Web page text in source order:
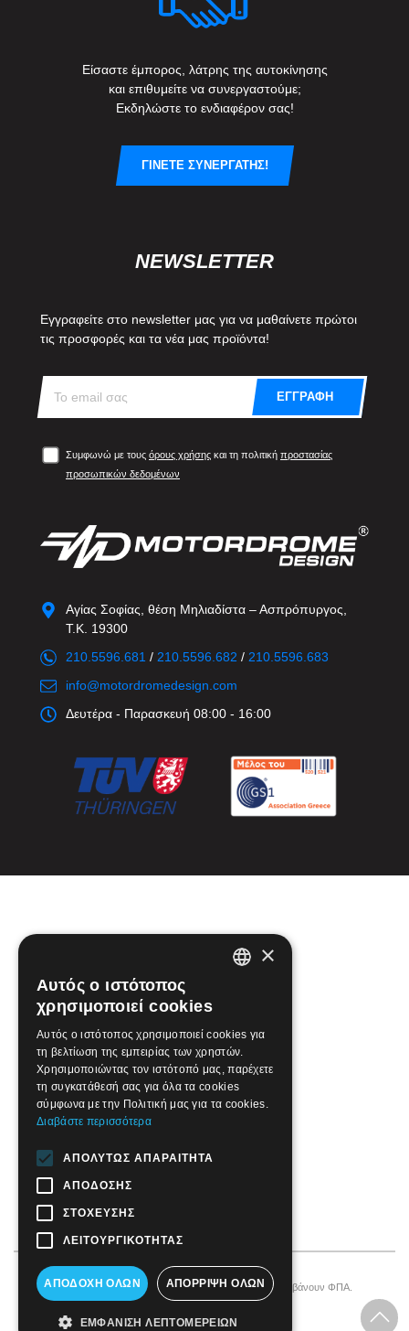
Είσαστε έμπορος, λάτρης της αυτοκίνησης
και επιθυμείτε να συνεργαστούμε;
Εκδηλώστε το ενδιαφέρον σας!
ΓΙΝΕΤΕ ΣΥΝΕΡΓΑΤΗΣ!
NEWSLETTER
Εγγραφείτε στο newsletter μας για να μαθαίνετε πρώτοι
τις προσφορές και τα νέα μας προϊόντα!
ΕΓΓΡΑΦΗ
Συμφωνώ με τους όρους χρήσης και τη πολιτική προστασίας
προσωπικών δεδομένων
Αγίας Σοφίας, θέση Μηλιαδίστα – Ασπρόπυργος,
Τ.Κ. 19300
210.5596.681 / 210.5596.682 / 210.5596.683
info@motordromedesign.com
Δευτέρα - Παρασκευή 08:00 - 16:00
© 2026 Motordrome Design
All rights reserved
×
Αυτός ο ιστότοπος
χρησιμοποιεί cookies
Αυτός ο ιστότοπος χρησιμοποιεί cookies για
τη βελτίωση της εμπειρίας των χρηστών.
Χρησιμοποιώντας τον ιστότοπό μας, παρέχετε
τη συγκατάθεσή σας για όλα τα cookies
σύμφωνα με την Πολιτική μας για τα cookies.
Διαβάστε περισσότερα
ΑΠΟΛΎΤΩΣ ΑΠΑΡΑΊΤΗΤΑ
ΑΠΌΔΟΣΗΣ
ΣΤΌΧΕΥΣΗΣ
ΛΕΙΤΟΥΡΓΙΚΌΤΗΤΑΣ
ΑΠΟΔΟΧΉ ΌΛΩΝ ΑΠΌΡΡΙΨΗ ΌΛΩΝ
ΕΜΦΆΝΙΣΗ ΛΕΠΤΟΜΕΡΕΙΏΝ